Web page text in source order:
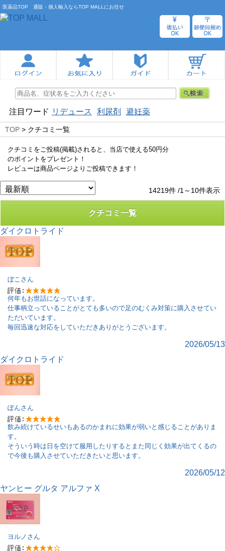
医薬品TOP 通販・個人輸入ならTOP MALLにお任せ
注目ワード リデュース 利尿剤 避妊薬
TOP > クチコミ一覧
クチコミをご投稿(掲載)されると、当店で使える50円分
のポイントをプレゼント！
レビューは商品ページよりご投稿できます！
14219件 /1～10件表示
クチコミ一覧
ダイクロトライド
ぼこ さん
何年もお世話になっています。
仕事柄立っていることがとても多いので足のむくみ対策に購入させてい
ただいています。
毎回迅速な対応をしていただきありがとうございます。
2026/05/13
ダイクロトライド
ぽんさん
飲み続けているせいもあるのかまれに効果が弱いと感じることがありま
す。
そういう時は日を空けて服用したりするとまた同じく効果が出てくるの
で今後も購入させていただきたいと思います。
2026/05/12
ヤンヒー グルタ アルファ X
ヨルノ さん